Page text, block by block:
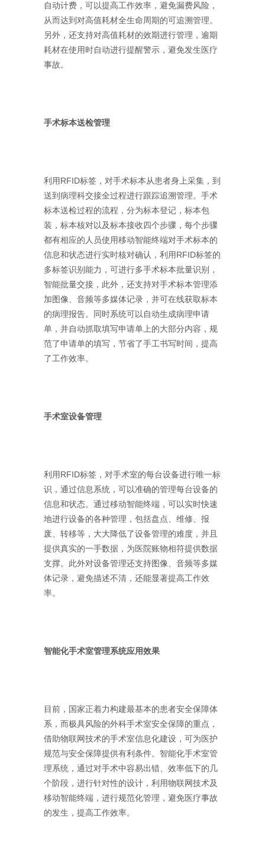
自动计费，可以提高工作效率，避免漏费风险，
从而达到对高值耗材全生命周期的可追溯管理。
另外，还支持对高值耗材的效期进行管理，逾期
耗材在使用时自动进行提醒警示，避免发生医疗
事故。
手术标本送检管理
利用RFID标签，对手术标本从患者身上采集，到
送到病理科交接全过程进行跟踪追溯管理。手术
标本送检过程的流程，分为标本登记，标本包
装，标本核对以及标本接收四个步骤，每个步骤
都有相应的人员使用移动智能终端对手术标本的
信息和状态进行实时核对确认，利用RFID标签的
多标签识别能力，可进行多手术标本批量识别，
智能批量交接，此外，还支持对手术标本管理添
加图像、音频等多媒体记录，并可在线获取标本
的病理报告。同时系统可以自动生成病理申请
单，并自动抓取填写申请单上的大部分内容，规
范了申请单的填写，节省了手工书写时间，提高
了工作效率。
手术室设备管理
利用RFID标签，对手术室的每台设备进行唯一标
识，通过信息系统，可以准确的管理每台设备的
信息和状态。通过移动智能终端，可以实时快速
地进行设备的各种管理，包括盘点、维修、报
废、转移等，大大降低了设备管理的难度，并且
提供真实的一手数据，为医院账物相符提供数据
支撑。此外对设备管理还支持图像、音频等多媒
体记录，避免描述不清，还能显著提高工作效
率。
智能化手术室管理系统应用效果
目前，国家正着力构建最基本的患者安全保障体
系，而极具风险的外科手术室安全保障的重点，
借助物联网技术的手术室信息化建设，可为医护
规范与安全保障提供有利条件。智能化手术室管
理系统，通过对手术中容易出错、效率低下的几
个阶段，进行针对性的设计，利用物联网技术及
移动智能终端，进行规范化管理，避免医疗事故
的发生，提高工作效率。